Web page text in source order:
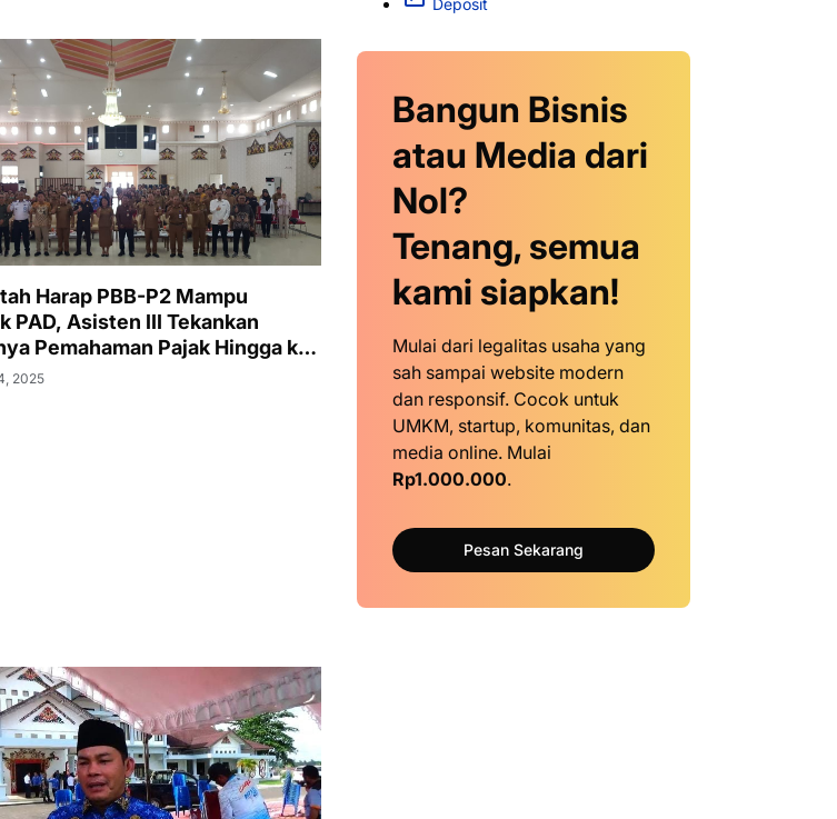
Harap PBB-P2 Mampu
PAD, Asisten III Tekankan
Pemahaman Pajak Hingga ke
2025
Deposit
Bangun Bisnis
atau Media dari
Nol?
Tenang, semua
kami siapkan!
Mulai dari legalitas usaha yang
sah sampai website modern
dan responsif. Cocok untuk
UMKM, startup, komunitas, dan
media online. Mulai
Rp1.000.000.
Pesan Sekarang